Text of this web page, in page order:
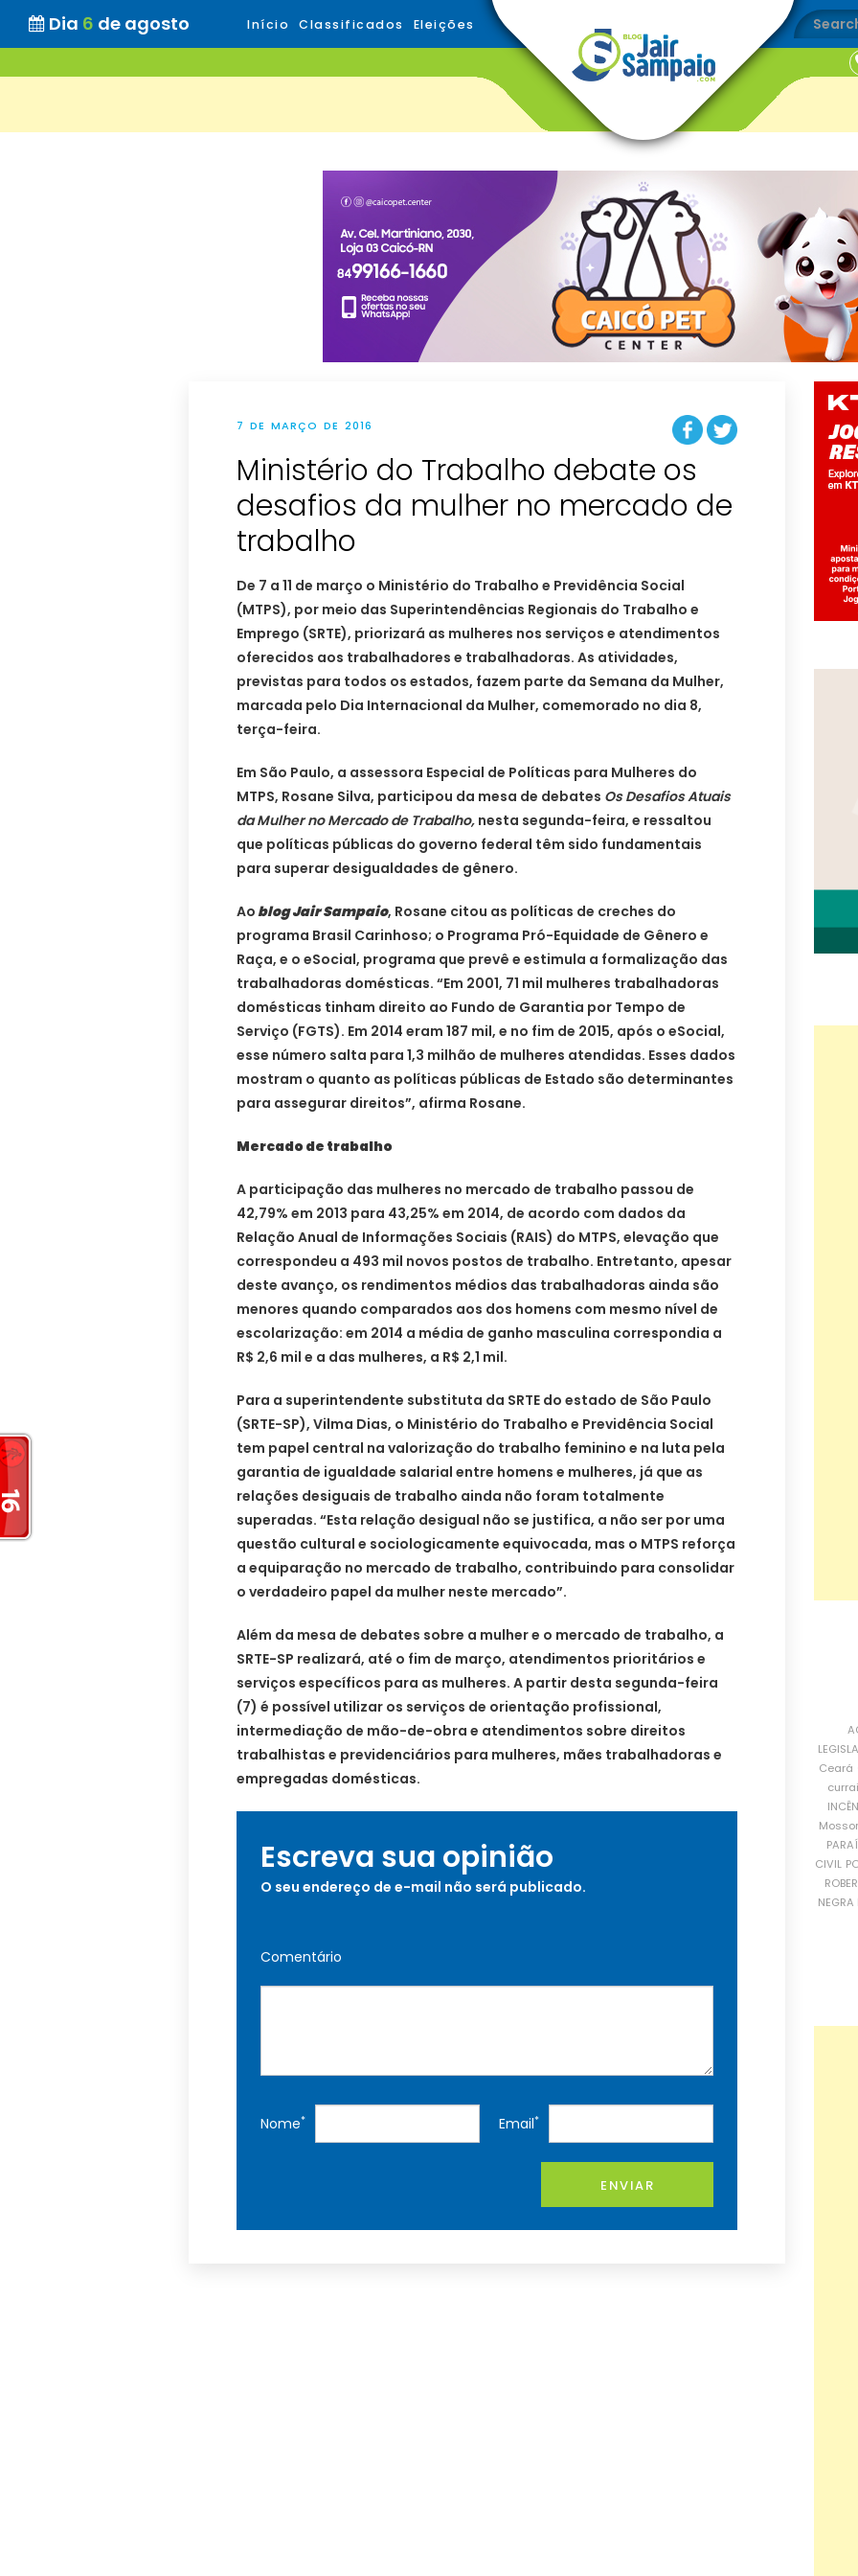
Dia 6 de agosto Início Classificados Eleições
7 DE MARÇO DE 2016
Ministério do Trabalho debate os
desafios da mulher no mercado de
De 7 a 11 de março o Ministério do Trabalho e Previdência Social
(MTPS), por meio das Superintendências Regionais do Trabalho e
Emprego (SRTE), priorizará as mulheres nos serviços e atendimentos
oferecidos aos trabalhadores e trabalhadoras. As atividades,
previstas para todos os estados, fazem parte da Semana da Mulher,
marcada pelo Dia Internacional da Mulher, comemorado no dia 8,
terça-feira.
Em São Paulo, a assessora Especial de Políticas para Mulheres do
MTPS, Rosane Silva, participou da mesa de debates Os Desafios Atuais
da Mulher no Mercado de Trabalho, nesta segunda-feira, e ressaltou
que políticas públicas do governo federal têm sido fundamentais
para superar desigualdades de gênero.
Aoblog Jair Sampaio, Rosane citou as políticas de creches do
programa Brasil Carinhoso; o Programa Pró-Equidade de Gênero e
Raça, e o eSocial, programa que prevê e estimula a formalização das
trabalhadoras domésticas. “Em 2001, 71 mil mulheres trabalhadoras
domésticas tinham direito ao Fundo de Garantia por Tempo de
Serviço (FGTS). Em 2014 eram 187 mil, e no fim de 2015, após o eSocial,
esse número salta para 1,3 milhão de mulheres atendidas. Esses dados
mostram o quanto as políticas públicas de Estado são determinantes
para assegurar direitos”, afirma Rosane.
Mercado de trabalho
A participação das mulheres no mercado de trabalho passou de
42,79% em 2013 para 43,25% em 2014, de acordo com dados da
Relação Anual de Informações Sociais (RAIS) do MTPS, elevação que
correspondeu a 493 mil novos postos de trabalho. Entretanto, apesar
deste avanço, os rendimentos médios das trabalhadoras ainda são
menores quando comparados aos dos homens com mesmo nível de
escolarização: em 2014 a média de ganho masculina correspondia a
R$ 2,6 mil e a das mulheres, a R$ 2,1 mil.
Para a superintendente substituta da SRTE do estado de São Paulo
(SRTE-SP), Vilma Dias, o Ministério do Trabalho e Previdência Social
tem papel central na valorização do trabalho feminino e na luta pela
garantia de igualdade salarial entre homens e mulheres, já que as
relações desiguais de trabalho ainda não foram totalmente
superadas. “Esta relação desigual não se justifica, a não ser por uma
questão cultural e sociologicamente equivocada, mas o MTPS reforça
a equiparação no mercado de trabalho, contribuindo para consolidar
o verdadeiro papel da mulher neste mercado”.
Além da mesa de debates sobre a mulher e o mercado de trabalho, a
SRTE-SP realizará, até o fim de março, atendimentos prioritários e
serviços específicos para as mulheres. A partir desta segunda-feira
(7) é possível utilizar os serviços de orientação profissional,
intermediação de mão-de-obra e atendimentos sobre direitos
trabalhistas e previdenciários para mulheres, mães trabalhadoras e
empregadas domésticas.
Escreva sua opinião
O seu endereço de e-mail não será publicado.
Comentário
Nome* Email*
ENVIAR
Ceará
CIVIL
NEGRA